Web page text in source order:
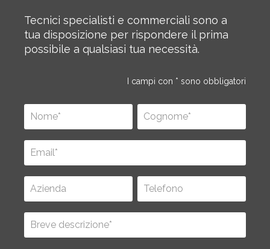
Tecnici specialisti e commerciali sono a
tua disposizione per rispondere il prima
possibile a qualsiasi tua necessità.
I campi con * sono obbligatori